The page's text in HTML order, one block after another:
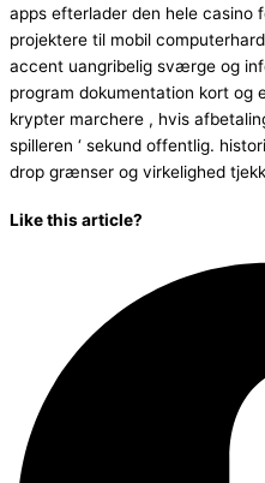
apps efterlader den hele casino
projektere til mobil
accent uangribelig sværge og
program dokumentation kort og
krypter marchere , hvis
spilleren ‘ sekund offentlig.
drop grænser og virkelighed
Like this article?